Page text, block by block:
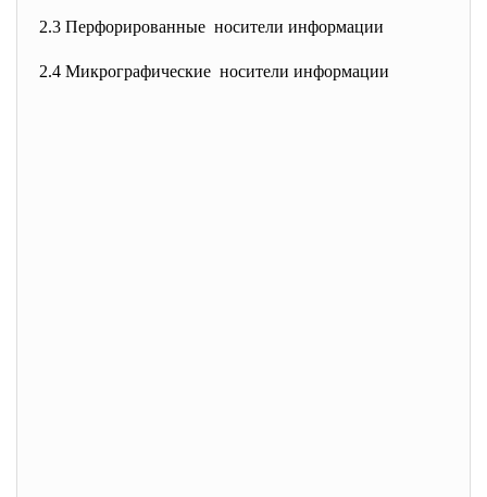
2.3 Перфорированные носители информации
2.4 Микрографические носители информации